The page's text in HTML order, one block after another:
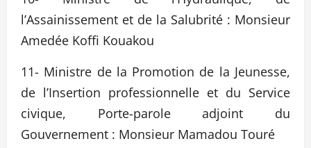
l’Assainissement et de la Salubrité : Monsieur
Amedée Koffi Kouakou
11- Ministre de la Promotion de la Jeunesse,
de l’Insertion professionnelle et du Service
civique, Porte-parole adjoint du
Gouvernement : Monsieur Mamadou Touré